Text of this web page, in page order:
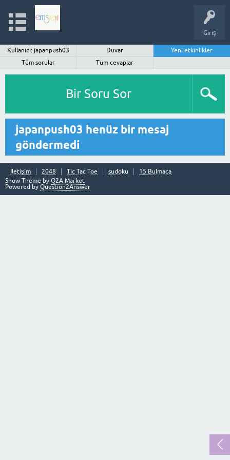
Giriş
Kullanıcı: japanpush03 Duvar
Yeni etkinlikler
Tüm sorular
Tüm cevaplar
Bir Soru Sor
japanpush03 henüz bir mesaj
göndermedi
İletişim 2048 Tic Tac Toe sudoku
15 Bulmaca
Snow Theme by Q2A Market
Powered by Question2Answer